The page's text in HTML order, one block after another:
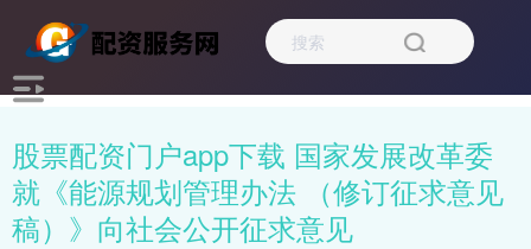
股票配资门户app下载 国家发展改革委
就《能源规划管理办法 （修订征求意见
稿）》向社会公开征求意见